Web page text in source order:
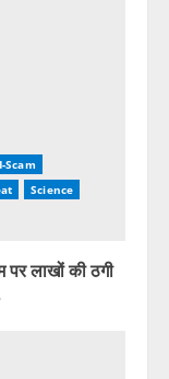
Scam
Science
पर लाखों की ठगी